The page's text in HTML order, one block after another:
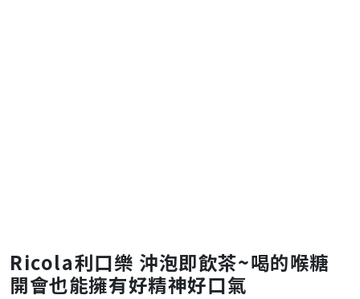
Ricola利口樂 沖泡即飲茶~喝的喉糖
開會也能擁有好精神好口氣